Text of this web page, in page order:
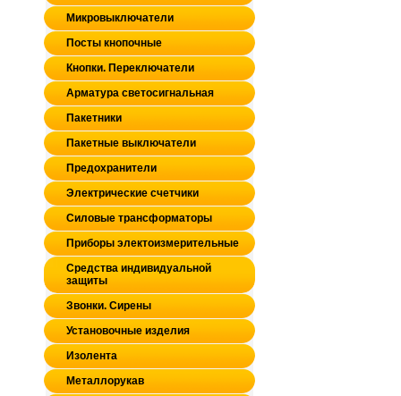
Микровыключатели
Посты кнопочные
Кнопки. Переключатели
Арматура светосигнальная
Пакетники
Пакетные выключатели
Предохранители
Электрические счетчики
Силовые трансформаторы
Приборы электоизмерительные
Средства индивидуальной
защиты
Звонки. Сирены
Установочные изделия
Изолента
Металлорукав